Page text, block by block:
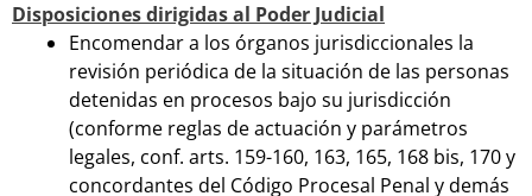
Disposiciones dirigidas al Poder Judicial
Encomendar a los órganos jurisdiccionales la
revisión periódica de la situación de las personas
detenidas en procesos bajo su jurisdicción
(conforme reglas de actuación y parámetros
legales, conf. arts. 159-160, 163, 165, 168 bis, 170 y
concordantes del Código Procesal Penal y demás